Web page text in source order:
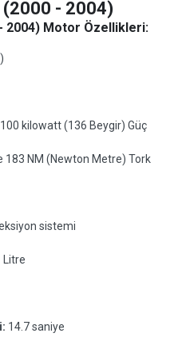
(2000 - 2004)
2004) Motor Özellikleri:
kilowatt (136 Beygir) Güç
183 NM (Newton Metre) Tork
sistemi
Litre
14.7 saniye